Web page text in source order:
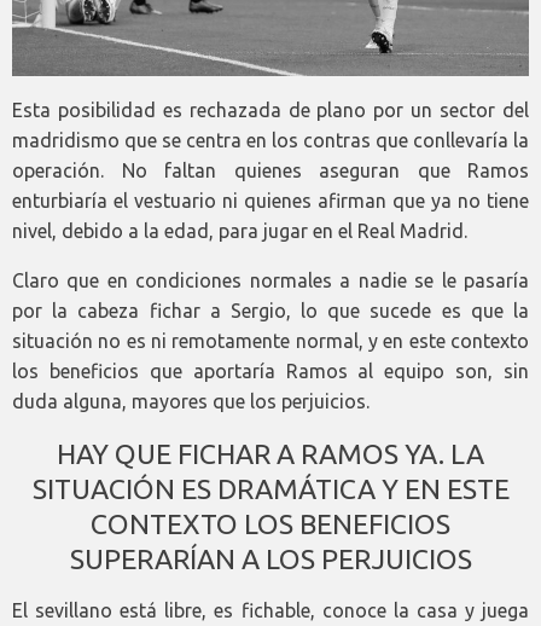
Esta posibilidad es rechazada de plano por un sector del
madridismo que se centra en los contras que conllevaría la
operación. No faltan quienes aseguran que Ramos
enturbiaría el vestuario ni quienes afirman que ya no tiene
nivel, debido a la edad, para jugar en el Real Madrid.
Claro que en condiciones normales a nadie se le pasaría
por la cabeza fichar a Sergio, lo que sucede es que la
situación no es ni remotamente normal, y en este contexto
los beneficios que aportaría Ramos al equipo son, sin
duda alguna, mayores que los perjuicios.
HAY QUE FICHAR A RAMOS YA. LA
SITUACIÓN ES DRAMÁTICA Y EN ESTE
CONTEXTO LOS BENEFICIOS
SUPERARÍAN A LOS PERJUICIOS
El sevillano está libre, es fichable, conoce la casa y juega